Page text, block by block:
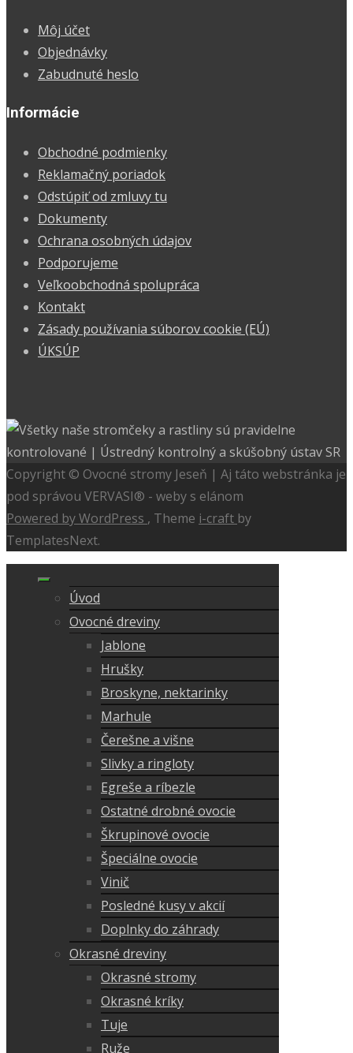
Môj účet
Objednávky
Zabudnuté heslo
Informácie
Obchodné podmienky
Reklamačný poriadok
Odstúpiť od zmluvy tu
Dokumenty
Ochrana osobných údajov
Podporujeme
Veľkoobchodná spolupráca
Kontakt
Zásady používania súborov cookie (EÚ)
ÚKSÚP
Copyright © Ovocné stromy Jeseň | Aj táto webstránka je
pod správou VERVASI® - weby s elánom
Powered by WordPress , Theme i-craft by
TemplatesNext.
Úvod
Ovocné dreviny
Jablone
Hrušky
Broskyne, nektarinky
Marhule
Čerešne a višne
Slivky a ringloty
Egreše a ríbezle
Ostatné drobné ovocie
Škrupinové ovocie
Špeciálne ovocie
Vinič
Posledné kusy v akcií
Doplnky do záhrady
Okrasné dreviny
Okrasné stromy
Okrasné kríky
Tuje
Ruže